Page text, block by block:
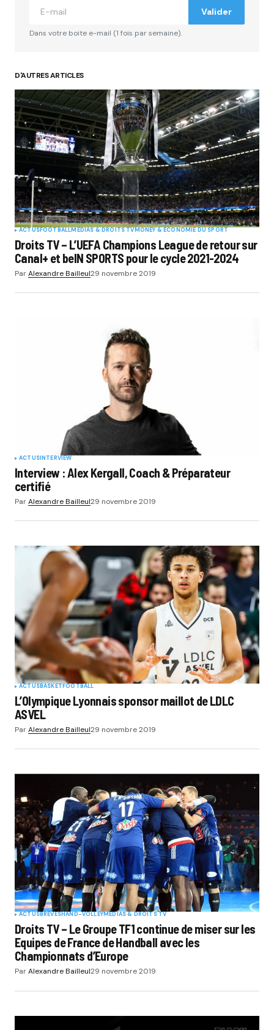
Valider
Dans votre boite e-mail (1 fois par semaine).
D'AUTRES ARTICLES
ACTUSFOOTBALLMÉDIAS & DROITS TVMONEY & ÉCONOMIE DU SPORT
Droits TV – L’UEFA Champions League de retour sur
Canal+ et beIN SPORTS pour le cycle 2021-2024
ParAlexandre Bailleul29 novembre 2019
ACTUSINTERVIEW
Interview : Alex Kergall, Coach & Préparateur
certifié
ParAlexandre Bailleul29 novembre 2019
ACTUSBASKETFOOTBALL
L’Olympique Lyonnais sponsor maillot de LDLC
ASVEL
ParAlexandre Bailleul29 novembre 2019
ACTUSBRÈVESHAND-VOLLEYMÉDIAS & DROITS TV
Droits TV – Le Groupe TF1 continue de miser sur les
Equipes de France de Handball avec les
Championnats d’Europe
ParAlexandre Bailleul29 novembre 2019